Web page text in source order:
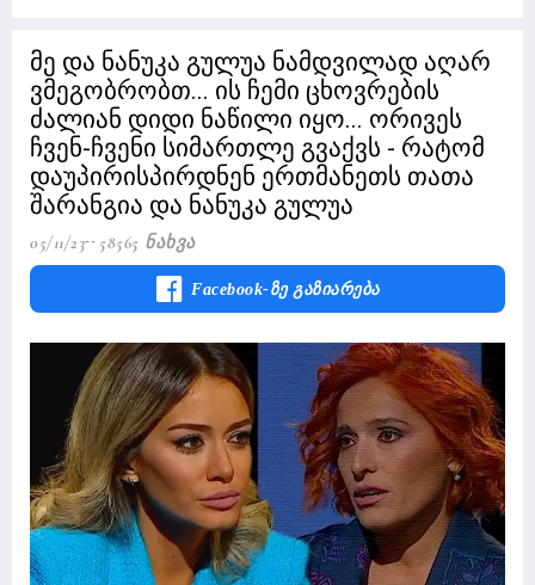
მე და ნანუკა გულუა ნამდვილად აღარ
ვმეგობრობთ... ის ჩემი ცხოვრების
ძალიან დიდი ნაწილი იყო... ორივეს
ჩვენ-ჩვენი სიმართლე გვაქვს - რატომ
დაუპირისპირდნენ ერთმანეთს თათა
შარანგია და ნანუკა გულუა
05/11/23 58565 Ნახვა
Facebook-Ზე Გაზიარება